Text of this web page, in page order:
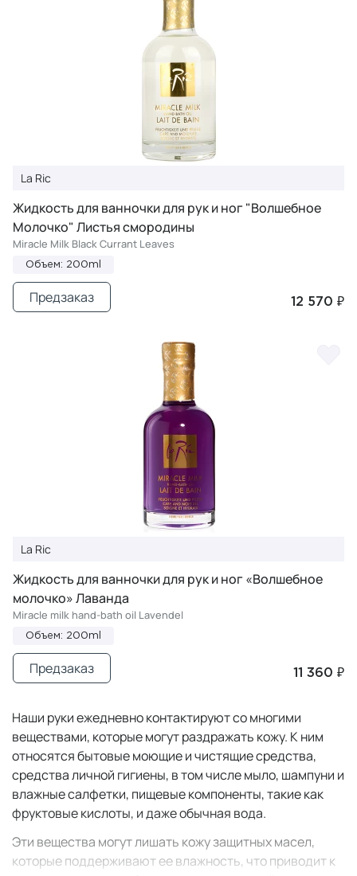
La Ric
Жидкость для ванночки для рук и ног "Волшебное
Молочко" Листья смородины
Miracle Milk Black Currant Leaves
Объем: 200ml
12 570 ₽
Предзаказ
La Ric
Жидкость для ванночки для рук и ног «Волшебное
молочко» Лаванда
Miracle milk hand-bath oil Lavendel
Объем: 200ml
11 360 ₽
Предзаказ
Наши руки ежедневно контактируют со многими
веществами, которые могут раздражать кожу. К ним
относятся бытовые моющие и чистящие средства,
средства личной гигиены, в том числе мыло, шампуни и
влажные салфетки, пищевые компоненты, такие как
фруктовые кислоты, и даже обычная вода.
Эти вещества могут лишать кожу защитных масел,
которые поддерживают ее влажность, что приводит к